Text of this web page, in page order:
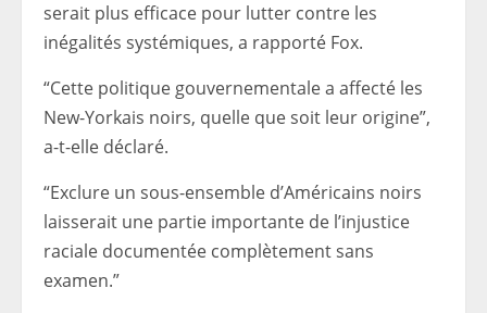
serait plus efficace pour lutter contre les
inégalités systémiques, a rapporté Fox.
“Cette politique gouvernementale a affecté les
New-Yorkais noirs, quelle que soit leur origine”,
a-t-elle déclaré.
“Exclure un sous-ensemble d’Américains noirs
laisserait une partie importante de l’injustice
raciale documentée complètement sans
examen.”